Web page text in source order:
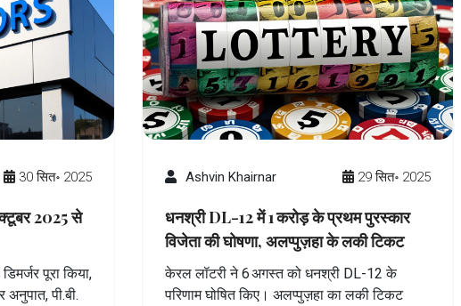
30 सित॰ 2025
2025 से
पूरा किया,
पी.बी.
Ashvin Khairnar 29 सित॰ 2025
धनश्री DL-12 में 1 करोड़ के प्रथम पुरस्कार
विजेता की घोषणा, अलप्पुज़हा के लकी टिकट
केरल लॉटरी ने 6 अगस्त को धनश्री DL-12 के
परिणाम घोषित किए। अलप्पुज़हा का लकी टिकट